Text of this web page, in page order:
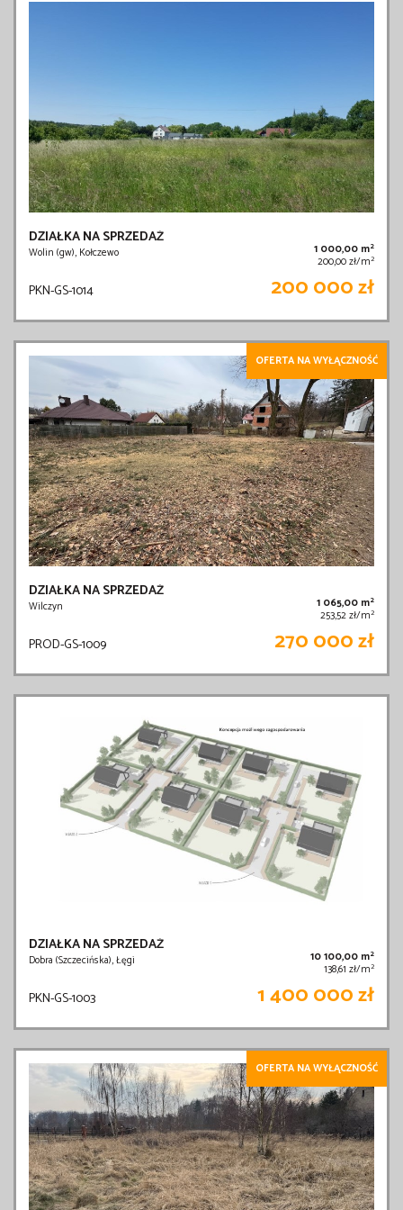
DZIAŁKA NA SPRZEDAŻ
Wolin (gw), Kołczewo 1 000,00 m2
200,00 zł/m2
PKN-GS-1014 200 000 zł
OFERTA NA WYŁĄCZNOŚĆ
DZIAŁKA NA SPRZEDAŻ
Wilczyn 1 065,00 m2
253,52 zł/m2
PROD-GS-1009 270 000 zł
DZIAŁKA NA SPRZEDAŻ
Dobra (Szczecińska), Łęgi 10 100,00 m2
138,61 zł/m2
PKN-GS-1003 1 400 000 zł
OFERTA NA WYŁĄCZNOŚĆ